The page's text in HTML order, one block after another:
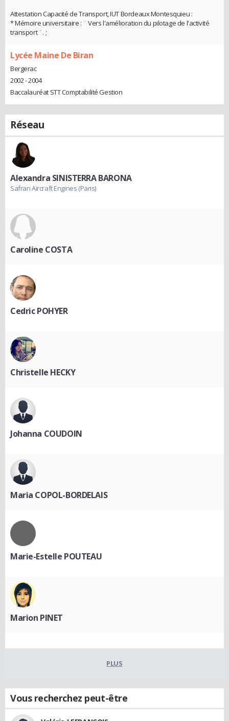
Attestation Capacité de Transport, IUT Bordeaux Montesquieu :
* Mémoire universitaire : ¨ Vers l'amélioration du pilotage de l'activité
transport ¨. ;
Lycée Maine De Biran
Bergerac
2002 - 2004
Baccalauréat STT Comptabilité Gestion
Réseau
Alexandra SINISTERRA BARONA
Safran Aircraft Engines (Paris)
Caroline COSTA
Cedric POHYER
Christelle HECKY
Johanna COUDOIN
Maria COPOL-BORDELAIS
Marie-Estelle POUTEAU
Marion PINET
PLUS
Vous recherchez peut-être